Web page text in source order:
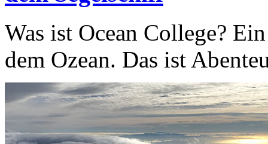
Was ist Ocean College?
dem Ozean. Das ist